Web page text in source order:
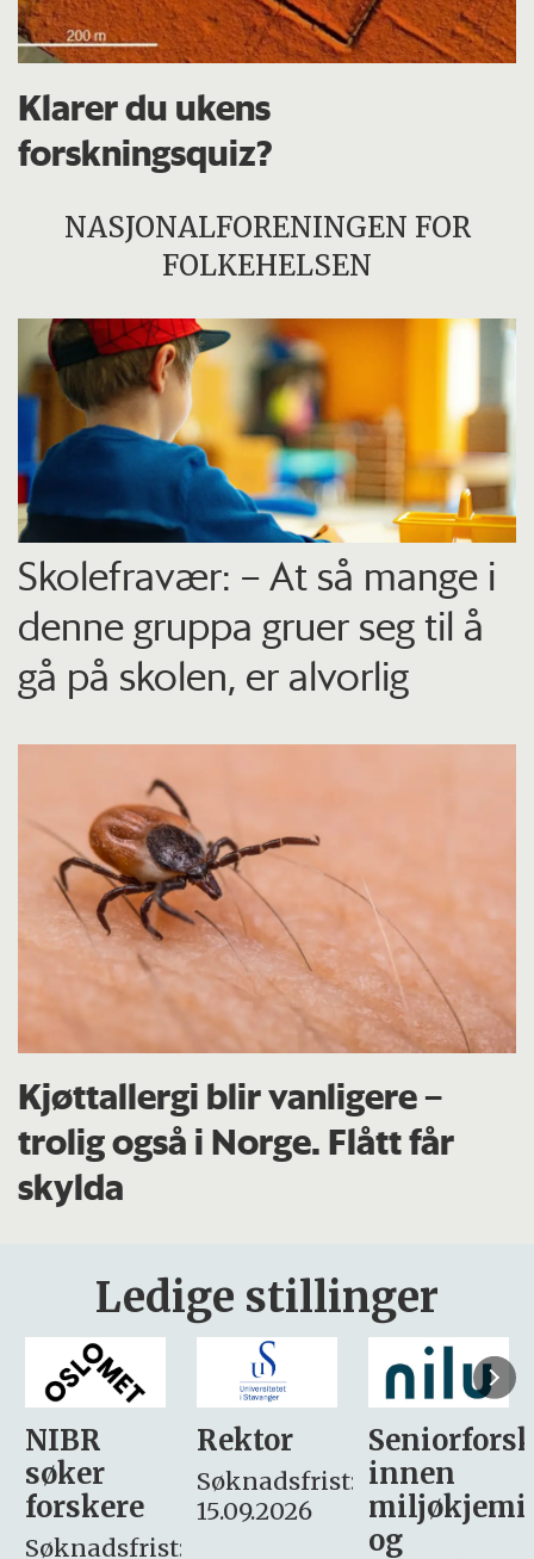
Klarer du ukens
forskningsquiz?
NASJONALFORENINGEN FOR
FOLKEHELSEN
Skolefravær: – At så mange i
denne gruppa gruer seg til å
gå på skolen, er alvorlig
Kjøttallergi blir vanligere –
trolig også i Norge. Flått får
skylda
Ledige stillinger
Rektor
Søknadsfrist:
15.09.2026
Seniorforsker
innen
miljøkjemi
søker
– fast